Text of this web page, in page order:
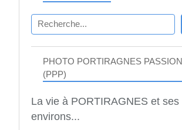
PHOTO PORTIRAGNES PASSION
(PPP)
La vie à PORTIRAGNES et ses
environs...